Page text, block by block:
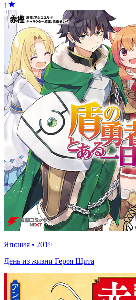
1
Япония • 2019
День из жизни Героя Щита